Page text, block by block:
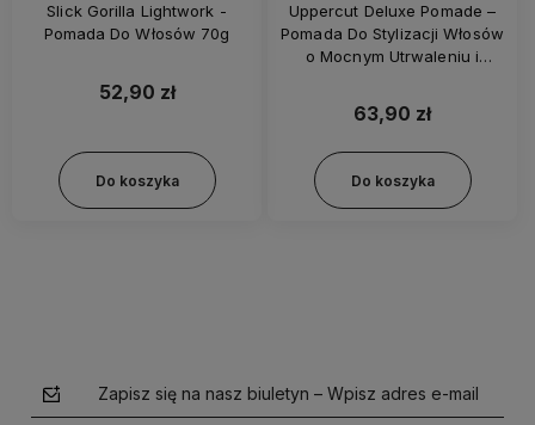
Slick Gorilla Lightwork -
Pomada Do Włosów 70g
52,90 zł
Do koszyka
Uppercut Deluxe Pomade –
Pomada Do Stylizacji Włosów
o Mocnym Utrwaleniu i
63,90 zł
Do koszyka
Zapisz się na nasz biuletyn – Wpisz adres e-mail